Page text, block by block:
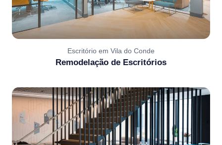
Escritório em Vila do Conde
Remodelação de Escritórios